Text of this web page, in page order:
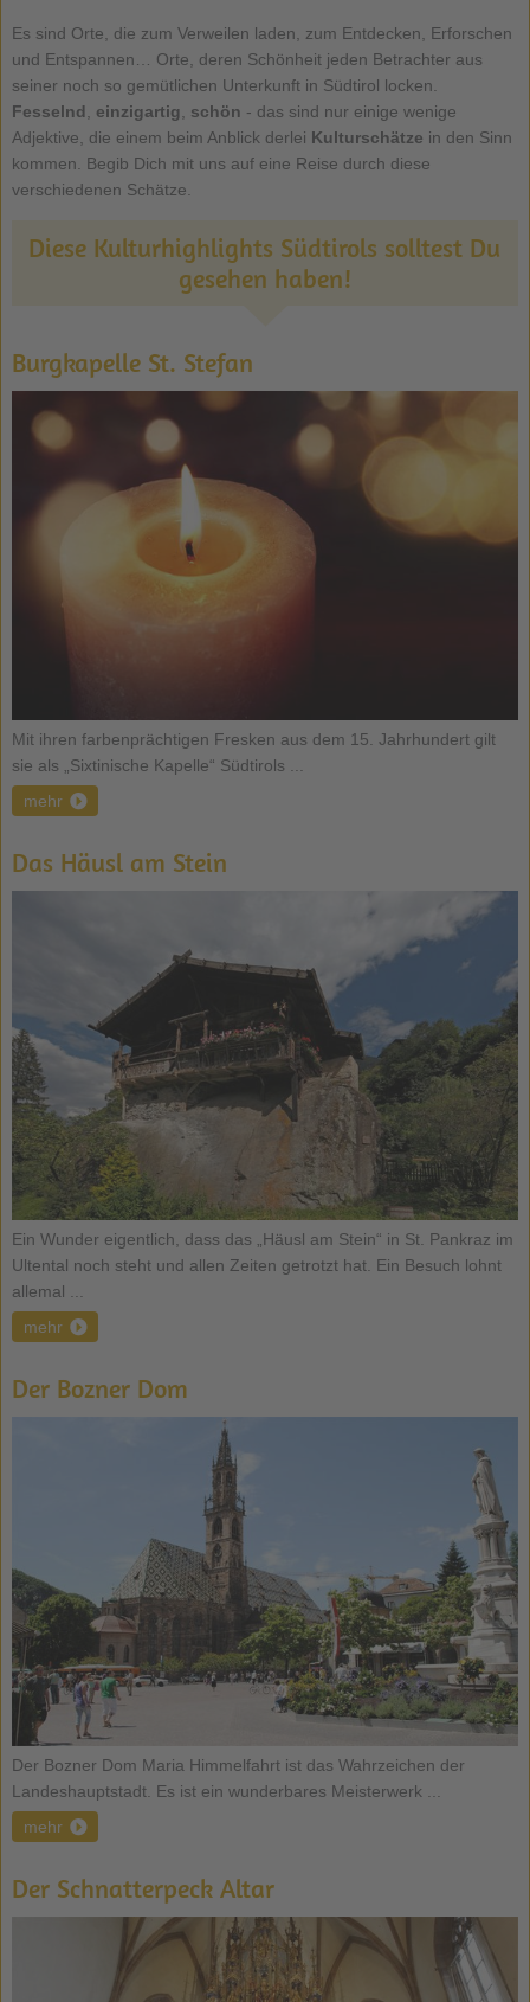
Es sind Orte, die zum Verweilen laden, zum Entdecken, Erforschen
und Entspannen… Orte, deren Schönheit jeden Betrachter aus
seiner noch so gemütlichen Unterkunft in Südtirol locken.
Fesselnd
einzigartig schön - das sind nur einige wenige
Adjektive, die einem beim Anblick derlei Kulturschätze in den Sinn
kommen. Begib Dich mit uns auf eine Reise durch diese
verschiedenen Schätze.
Diese Kulturhighlights Südtirols solltest Du
gesehen haben!
Burgkapelle St. Stefan
Mit ihren farbenprächtigen Fresken aus dem 15. Jahrhundert gilt
sie als „Sixtinische Kapelle“ Südtirols ...
mehr
Das Häusl am Stein
Ein Wunder eigentlich, dass das „Häusl am Stein“ in St. Pankraz im
Ultental noch steht und allen Zeiten getrotzt hat. Ein Besuch lohnt
allemal ...
mehr
Der Bozner Dom
Der Bozner Dom Maria Himmelfahrt ist das Wahrzeichen der
Landeshauptstadt. Es ist ein wunderbares Meisterwerk ...
mehr
Der Schnatterpeck Altar